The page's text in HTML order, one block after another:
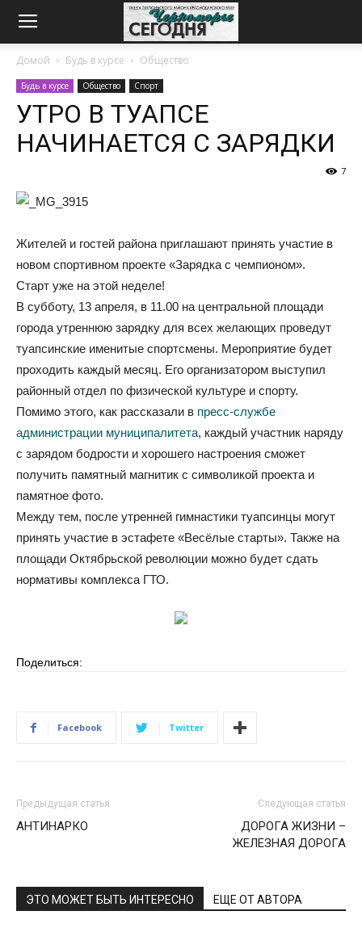
Домой Будь в курсе Общество
Будь в курсе Общество Спорт
УТРО В ТУАПСЕ
НАЧИНАЕТСЯ С ЗАРЯДКИ
7
Жителей и гостей района приглашают принять участие в
новом спортивном проекте «Зарядка с чемпионом».
Старт уже на этой неделе!
В субботу, 13 апреля, в 11.00 на центральной площади
города утреннюю зарядку для всех желающих проведут
туапсинские именитые спортсмены. Мероприятие будет
проходить каждый месяц. Его организатором выступил
районный отдел по физической культуре и спорту.
Помимо этого, как рассказали в пресс-службе
администрации муниципалитета, каждый участник наряду
с зарядом бодрости и хорошего настроения сможет
получить памятный магнитик с символикой проекта и
памятное фото.
Между тем, после утренней гимнастики туапсинцы могут
принять участие в эстафете «Весёлые старты». Также на
площади Октябрьской революции можно будет сдать
нормативы комплекса ГТО.
Поделиться:
Facebook Twitter
Предыдущая статья
АНТИНАРКО
Следующая статья
ДОРОГА ЖИЗНИ –
ЖЕЛЕЗНАЯ ДОРОГА
ЭТО МОЖЕТ БЫТЬ ИНТЕРЕСНО ЕЩЕ ОТ АВТОРА